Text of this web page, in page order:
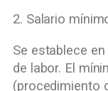
2. Salario
Se establece
de labor. El
(procedimiento